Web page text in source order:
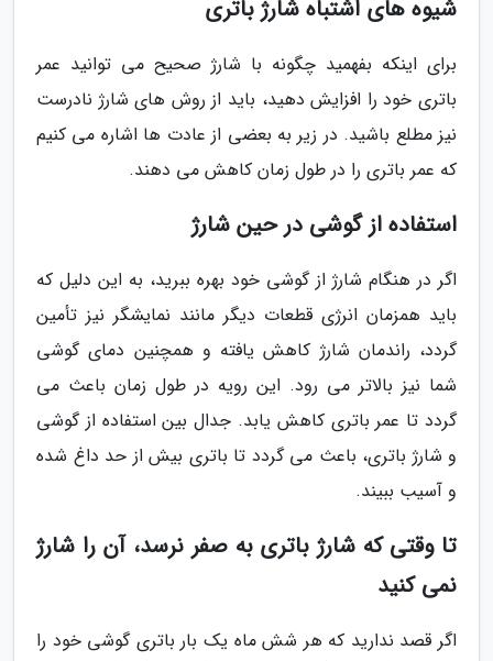
شیوه های اشتباه شارژ باتری
برای اینکه بفهمید چگونه با شارژ صحیح می توانید عمر
باتری خود را افزایش دهید، باید از روش های شارژ نادرست
نیز مطلع باشید. در زیر به بعضی از عادت ها اشاره می کنیم
که عمر باتری را در طول زمان کاهش می دهند.
استفاده از گوشی در حین شارژ
اگر در هنگام شارژ از گوشی خود بهره ببرید، به این دلیل که
باید همزمان انرژی قطعات دیگر مانند نمایشگر نیز تأمین
گردد، راندمان شارژ کاهش یافته و همچنین دمای گوشی
شما نیز بالاتر می رود. این رویه در طول زمان باعث می
گردد تا عمر باتری کاهش یابد. جدال بین استفاده از گوشی
و شارژ باتری، باعث می گردد تا باتری بیش از حد داغ شده
و آسیب ببیند.
تا وقتی که شارژ باتری به صفر نرسد، آن را شارژ
نمی کنید
اگر قصد ندارید که هر شش ماه یک بار باتری گوشی خود را